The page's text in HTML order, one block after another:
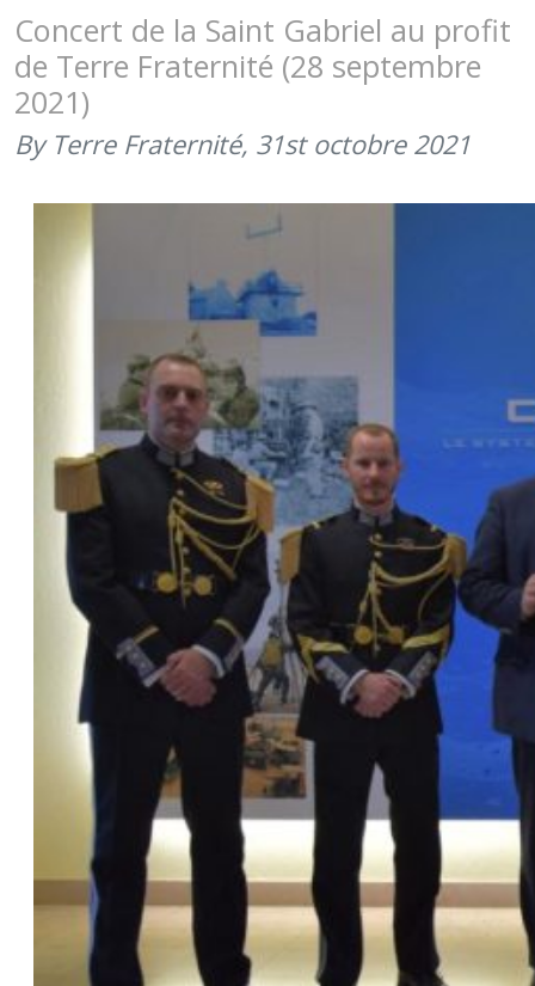
MERCI
AUX
CYCLISTES
CFIM
DE
Concert de la Saint Gabriel au profit
de Terre Fraternité (28 septembre
2021)
By Terre Fraternité, 31st octobre 2021